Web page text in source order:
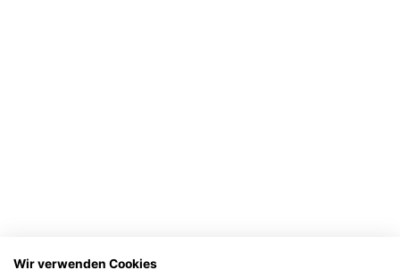
Wir verwenden Cookies